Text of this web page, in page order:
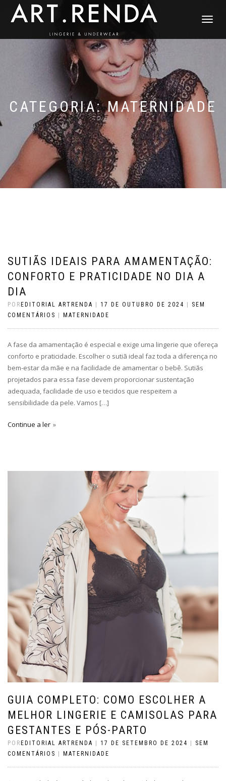
ALTERNAR
CATEGORIA: MATERNIDADE
SUTIÃS IDEAIS PARA AMAMENTAÇÃO:
CONFORTO E PRATICIDADE NO DIA A
DIA
POR EDITORIAL ARTRENDA 17 DE OUTUBRO DE 2024
SEM
COMENTÁRIOS
MATERNIDADE
A fase da amamentação é especial e exige uma lingerie que ofereça
conforto e praticidade. Escolher o sutiã ideal faz toda a diferença no
bem-estar da mãe e na facilidade de amamentar o bebê. Sutiãs
projetados para essa fase devem proporcionar sustentação
adequada, facilidade de uso e tecidos que respeitem a
sensibilidade da pele. Vamos […]
Continue a ler
GUIA COMPLETO: COMO ESCOLHER A
MELHOR LINGERIE E CAMISOLAS PARA
GESTANTES E PÓS-PARTO
POR EDITORIAL ARTRENDA 17 DE SETEMBRO DE 2024
SEM
COMENTÁRIOS
MATERNIDADE